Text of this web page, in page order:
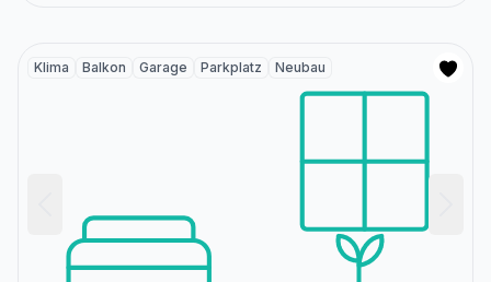
Klima Balkon Garage Parkplatz Neubau